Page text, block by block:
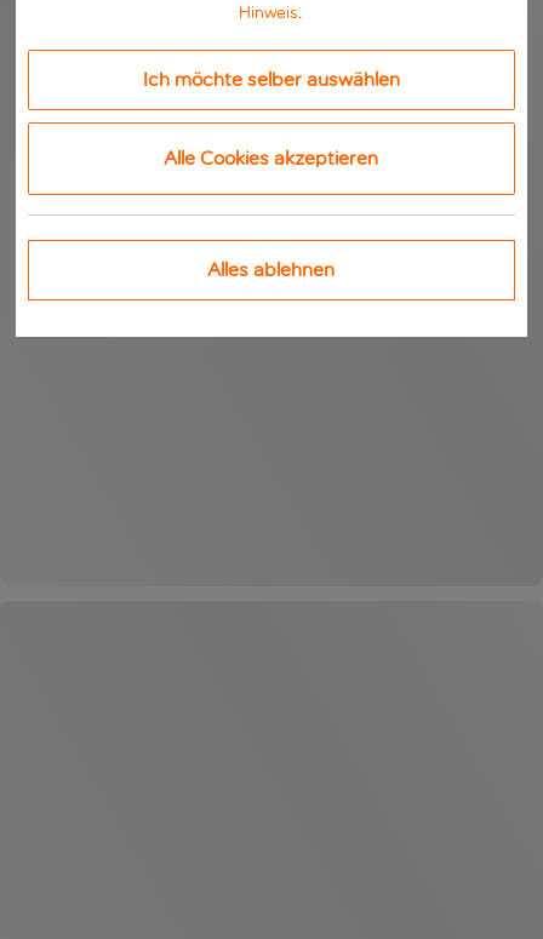
Hinweis.
Ich möchte selber auswählen
Alle Cookies akzeptieren
Alles ablehnen